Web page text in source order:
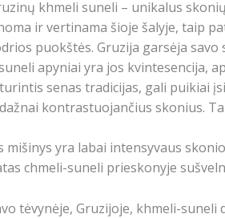
khmeli suneli – unikalus
ir vertinama šioje šalyje, taip
puokštės. Gruzija garsėja
apyniai yra jos kvintesencija,
senas tradicijas, gali puikiai
kontrastuojančius skonius.
mišinys yra labai intensyvaus
chmeli-suneli prieskonyje
tėvynėje, Gruzijoje, khmeli-